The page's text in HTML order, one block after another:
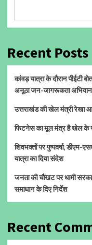
Recent Posts
कांवड़ यात्रा के दौरान पीईटी
अनूठा जन-जागरूकता अभियान
उत्तराखंड की खेल मंत्री रेखा
फिटनेस का मूल मंत्र है खेल के
शिवभक्तों पर पुष्पवर्षा, डीएम-
यात्रा का दिया संदेश
जनता की चौखट पर धामी
समाधान के दिए निर्देश
Recent